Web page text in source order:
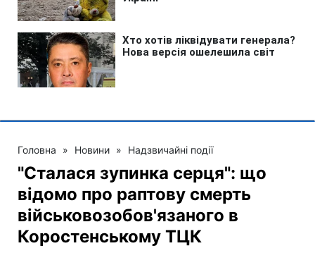
Головна » Новини » Надзвичайні події
"Сталася зупинка серця": що
відомо про раптову смерть
військовозобов'язаного в
Коростенському ТЦК